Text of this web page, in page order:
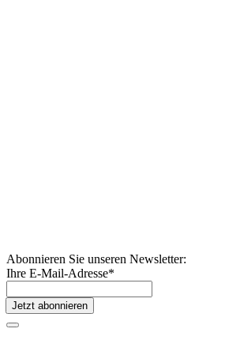
Abonnieren Sie unseren Newsletter:
Ihre E-Mail-Adresse*
Jetzt abonnieren